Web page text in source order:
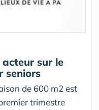
acteur sur le
seniors
de 600 m2 est
trimestre